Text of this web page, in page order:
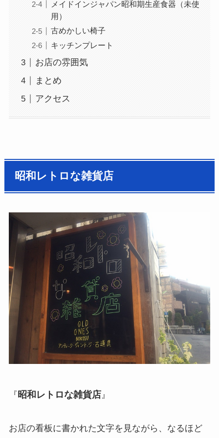
メイドインジャパン昭和期生産食器（未使
用）
古めかしい椅子
キッチンプレート
お店の雰囲気
まとめ
アクセス
昭和レトロな雑貨店
『 昭和レトロな雑貨店』
お店の看板に書かれた文字を見ながら、なるほど